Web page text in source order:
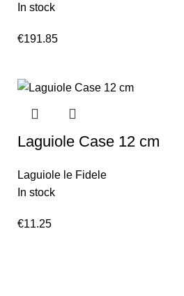
In stock
€191.85
Laguiole Case 12 cm
Laguiole le Fidele
In stock
€11.25